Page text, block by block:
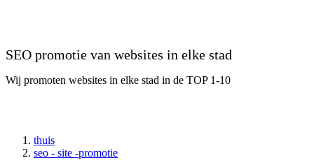
SEO promotie van websites in elke stad
Wij promoten websites in elke stad in de TOP 1-10
thuis
seo - site -promotie